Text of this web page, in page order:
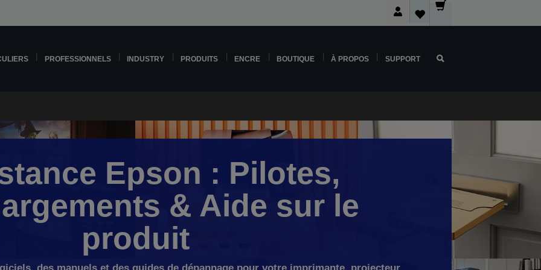
PROFESSIONNELS INDUSTRY PRODUITS ENCRE BOUTIQUE À PROPOS SUPPORT
Epson : Pilotes,
& Aide sur le
produit